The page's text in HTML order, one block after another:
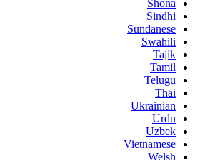
Shona
Sindhi
Sundanese
Swahili
Tajik
Tamil
Telugu
Thai
Ukrainian
Urdu
Uzbek
Vietnamese
Welsh